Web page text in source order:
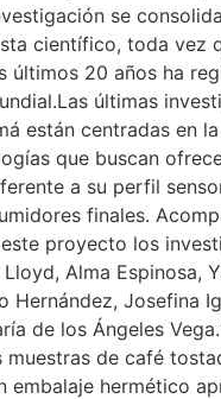
se
científico, toda vez
últimos 20 años ha
últimas
están centradas en
que buscan
a su perfil
finales.
proyecto los
Alma Espinosa,
Hernández, Josefina
de los Ángeles
muestras de café
embalaje hermético